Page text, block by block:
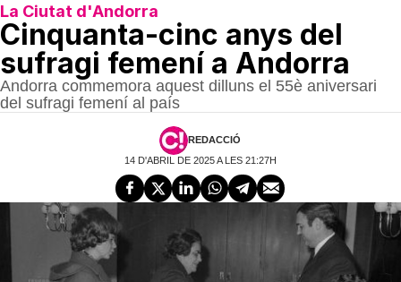
La Ciutat d'Andorra
Cinquanta-cinc anys del
sufragi femení a Andorra
Andorra commemora aquest dilluns el 55è aniversari
del sufragi femení al país
REDACCIÓ
14 D'ABRIL DE 2025 A LES 21:27H